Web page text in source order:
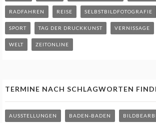
RADFAHREN REISE SELBSTBILDFOTOGRAFIE
SPORT TAG DER DRUCKKUNST VERNISSAGE
WELT ZEITONLINE
TERMINE NACH SCHLAGWORTEN
AUSSTELLUNGEN BADEN-BADEN